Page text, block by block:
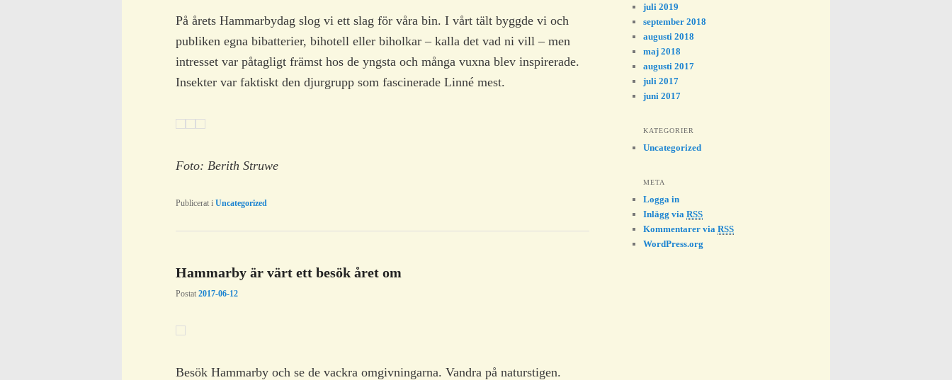
På årets Hammarbydag slog vi ett slag för våra bin. I vårt tält byggde vi och
publiken egna bibatterier, bihotell eller biholkar – kalla det vad ni vill – men
intresset var påtagligt främst hos de yngsta och många vuxna blev inspirerade.
Insekter var faktiskt den djurgrupp som fascinerade Linné mest.
Foto: Berith Struwe
Publicerat i Uncategorized
Hammarby är värt ett besök året om
Postat 2017-06-12
Besök Hammarby och se de vackra omgivningarna. Vandra på naturstigen.
juli 2019
september 2018
augusti 2018
maj 2018
augusti 2017
juli 2017
juni 2017
KATEGORIER
Uncategorized
META
Logga in
Inlägg via RSS
Kommentarer via RSS
WordPress.org